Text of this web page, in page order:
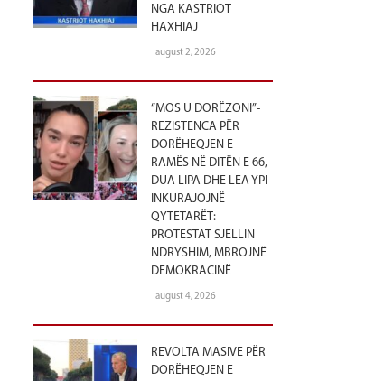
NGA KASTRIOT
HAXHIAJ
august 2, 2026
“MOS U DORËZONI”-
REZISTENCA PËR
DORËHEQJEN E
RAMËS NË DITËN E 66,
DUA LIPA DHE LEA YPI
INKURAJOJNË
QYTETARËT:
PROTESTAT SJELLIN
NDRYSHIM, MBROJNË
DEMOKRACINË
august 4, 2026
REVOLTA MASIVE PËR
DORËHEQJEN E